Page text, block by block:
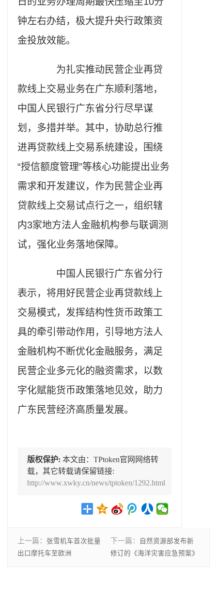
钟左右办结，极大提升央行政策资
金投放效能。
为扎实推动民营企业再贷
款线上交易业务在广东顺利落地，
中国人民银行广东省分行尽早谋
划，多措并举。其中，协助总行推
进再贷款线上交易系统建设，围绕
“授信额度管理”等核心功能提出业务
需求和开发建议，作为民营企业再
贷款线上交易试点行之一，组织辖
内3家地方法人金融机构参与联调测
试，强化业务落地保障。
中国人民银行广东省分行
表示，将用好民营企业再贷款线上
交易模式，发挥结构性货币政策工
具的牵引带动作用，引导地方法人
金融机构不断优化金融服务，满足
民营企业多元化的融资需求，以数
字化赋能货币政策落地见效，助力
广东民营经济高质量发展。
版权保护: 本文由：TPtoken官网网络转
载，其它转载请保留链接:
http://www.xwky.cn/news/tptoken/1292.html
上一篇： 张雪机车首次批量
出口摩托车至欧洲
下一篇：
自然资源部发布新
修订的《海洋灾害应急预案》